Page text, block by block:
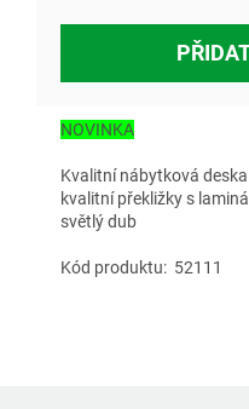
NOVINKA
Kvalitní nábytková
kvalitní překližky s
světlý dub
Kód produktu: 52111